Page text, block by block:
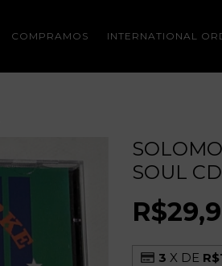
COMPRAMOS INTERNATIONAL
SOUL
3 X DE